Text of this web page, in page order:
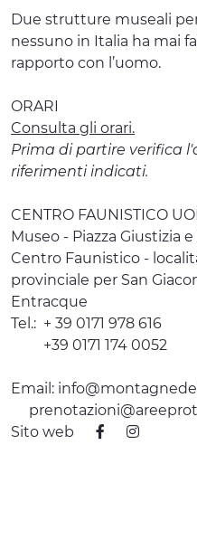
OFFERTE
ACCOGLIENZA
Due strutture museali
nessuno in Italia ha mai
rapporto con l’uomo.
ORARI
Consulta gli orari.
Prima di partire verifica
riferimenti indicati.
CENTRO FAUNISTICO
Museo - Piazza Giustizia
Centro Faunistico -
provinciale per San
Entracque
Tel.: + 39 0171 978 616
+39 0171 174 0052
Email:
Sito web